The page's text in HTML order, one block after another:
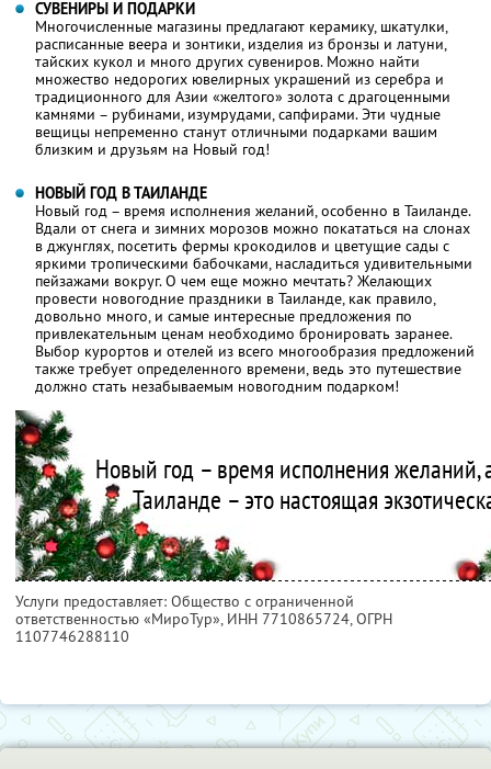
СУВЕНИРЫ И ПОДАРКИ
Многочисленные магазины предлагают керамику, шкатулки,
расписанные веера и зонтики, изделия из бронзы и латуни,
тайских кукол и много других сувениров. Можно найти
множество недорогих ювелирных украшений из серебра и
традиционного для Азии «желтого» золота с драгоценными
камнями – рубинами, изумрудами, сапфирами. Эти чудные
вещицы непременно станут отличными подарками вашим
близким и друзьям на Новый год!
НОВЫЙ ГОД В ТАИЛАНДЕ
Новый год – время исполнения желаний, особенно в Таиланде.
Вдали от снега и зимних морозов можно покататься на слонах
в джунглях, посетить фермы крокодилов и цветущие сады с
яркими тропическими бабочками, насладиться удивительными
пейзажами вокруг. О чем еще можно мечтать? Желающих
провести новогодние праздники в Таиланде, как правило,
довольно много, и самые интересные предложения по
привлекательным ценам необходимо бронировать заранее.
Выбор курортов и отелей из всего многообразия предложений
также требует определенного времени, ведь это путешествие
должно стать незабываемым новогодним подарком!
Новый год – время исполнения желаний,
Таиланде – это настоящая
Услуги предоставляет: Общество с ограниченной
ответственностью «МироТур», ИНН 7710865724, ОГРН
1107746288110